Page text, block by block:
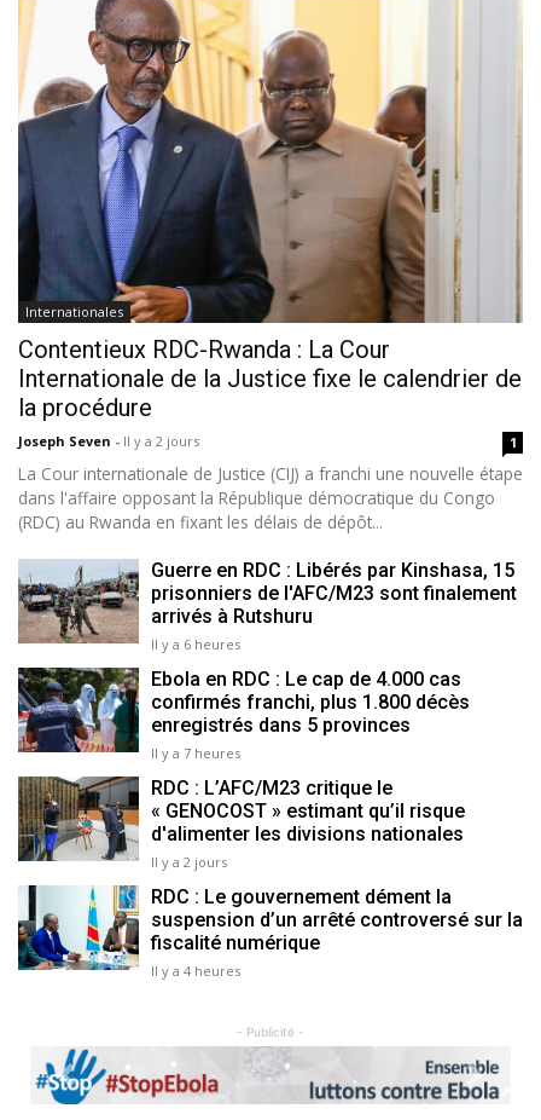
Internationales
Contentieux RDC-Rwanda : La Cour
Internationale de la Justice fixe le calendrier de
la procédure
Joseph Seven - Il y a 2 jours 1
La Cour internationale de Justice (CIJ) a franchi une nouvelle étape
dans l'affaire opposant la République démocratique du Congo
(RDC) au Rwanda en fixant les délais de dépôt...
Guerre en RDC : Libérés par Kinshasa, 15
prisonniers de l'AFC/M23 sont finalement
arrivés à Rutshuru
Il y a 6 heures
Ebola en RDC : Le cap de 4.000 cas
confirmés franchi, plus 1.800 décès
enregistrés dans 5 provinces
Il y a 7 heures
RDC : L’AFC/M23 critique le
« GENOCOST » estimant qu’il risque
d'alimenter les divisions nationales
Il y a 2 jours
RDC : Le gouvernement dément la
suspension d’un arrêté controversé sur la
fiscalité numérique
Il y a 4 heures
- Publicité -
Previous Next